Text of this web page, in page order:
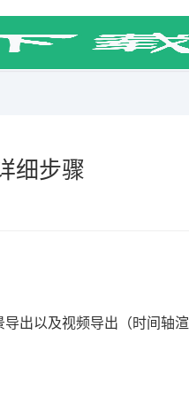
细步骤
出以及视频导出（时间轴渲